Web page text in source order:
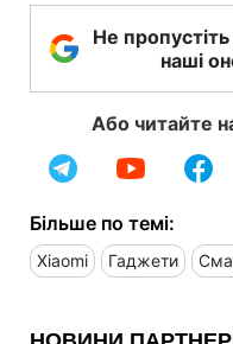
Не
наші
Або читайте
Більше по темі:
Xiaomi Гаджети